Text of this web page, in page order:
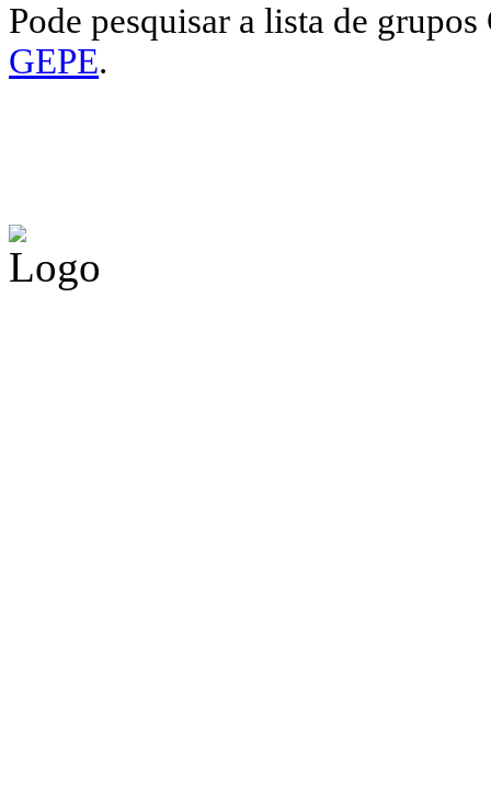
Pode pesquisar a lista de
GEPE.